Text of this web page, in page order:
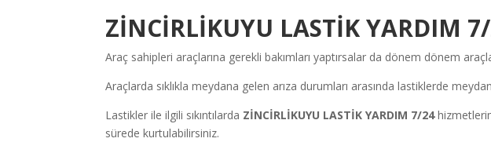
ZİNCİRLİKUYU LASTİK YARDIM
Araç sahipleri araçlarına gerekli bakımları yaptırsalar da dönem dönem
Araçlarda sıklıkla meydana gelen arıza durumları arasında lastiklerde
Lastikler ile ilgili sıkıntılarda ZİNCİRLİKUYU LASTİK YARDIM 7/24
sürede kurtulabilirsiniz.